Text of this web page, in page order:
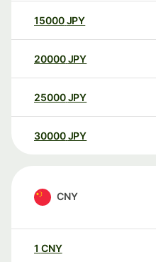
15000 JPY
20000 JPY
25000 JPY
30000 JPY
CNY
1 CNY